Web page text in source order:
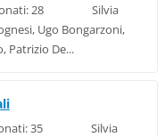
28 Silvia
Ugo Bongarzoni,
Patrizio De...
35 Silvia